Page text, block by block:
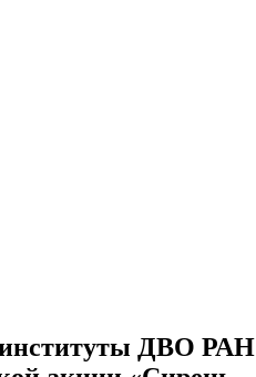
институты ДВО РАН